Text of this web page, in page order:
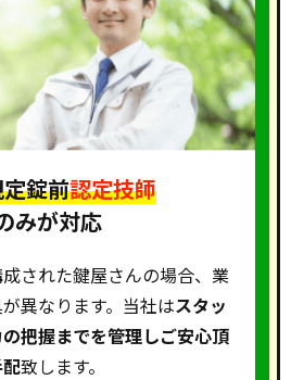
錠前認定技師
みが対応
された鍵屋さんの場合、業
異なります。当社はスタッ
把握までを管理しご安心頂
致します。